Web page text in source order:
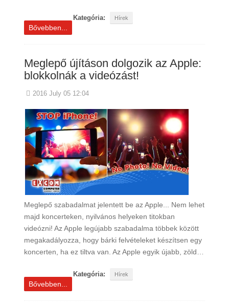
Kategória: Hírek
Bővebben...
Meglepő újításon dolgozik az Apple:
blokkolnák a videózást!
2016 July 05 12:04
Meglepő szabadalmat jelentett be az Apple... Nem lehet
majd koncerteken, nyilvános helyeken titokban
videózni! Az Apple legújabb szabadalma többek között
megakadályozza, hogy bárki felvételeket készítsen egy
koncerten, ha ez tiltva van. Az Apple egyik újabb, zöld…
Kategória: Hírek
Bővebben...